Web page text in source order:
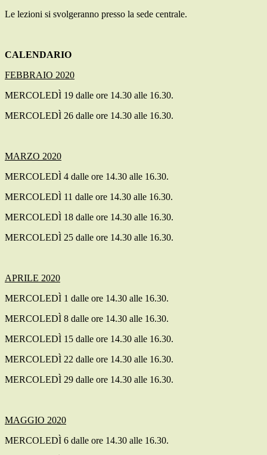
Le lezioni si svolgeranno presso la sede centrale.
CALENDARIO
FEBBRAIO 2020
MERCOLEDÌ 19 dalle ore 14.30 alle 16.30.
MERCOLEDÌ 26 dalle ore 14.30 alle 16.30.
MARZO 2020
MERCOLEDÌ 4 dalle ore 14.30 alle 16.30.
MERCOLEDÌ 11 dalle ore 14.30 alle 16.30.
MERCOLEDÌ 18 dalle ore 14.30 alle 16.30.
MERCOLEDÌ 25 dalle ore 14.30 alle 16.30.
APRILE 2020
MERCOLEDÌ 1 dalle ore 14.30 alle 16.30.
MERCOLEDÌ 8 dalle ore 14.30 alle 16.30.
MERCOLEDÌ 15 dalle ore 14.30 alle 16.30.
MERCOLEDÌ 22 dalle ore 14.30 alle 16.30.
MERCOLEDÌ 29 dalle ore 14.30 alle 16.30.
MAGGIO 2020
MERCOLEDÌ 6 dalle ore 14.30 alle 16.30.